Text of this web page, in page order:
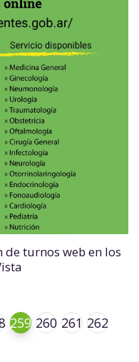
turnos web en los
259 260 261 262